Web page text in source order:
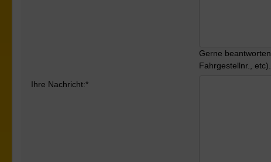
Gerne
Fahrgestellnr.,
Ihre Nachricht:*